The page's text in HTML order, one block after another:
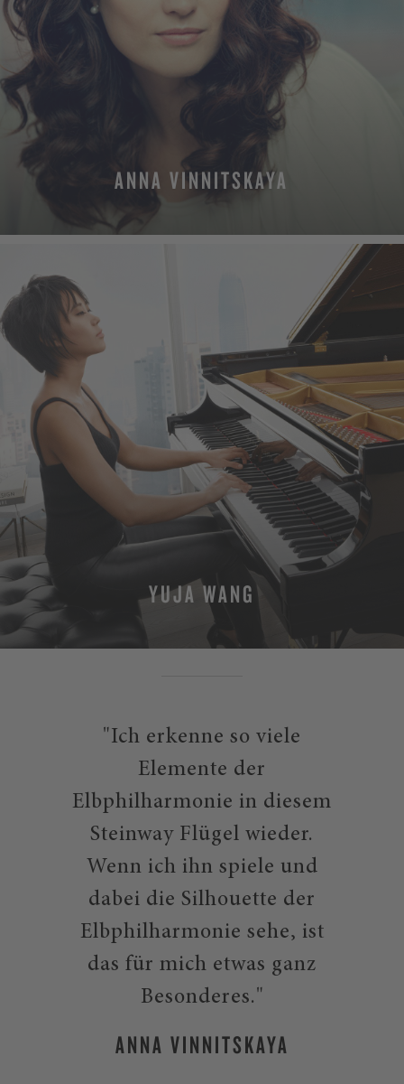
ANNA VINNITSKAYA
YUJA WANG
"Ich erkenne so viele
Elemente der
Elbphilharmonie in diesem
Steinway Flügel wieder.
Wenn ich ihn spiele und
dabei die Silhouette der
Elbphilharmonie sehe, ist
das für mich etwas ganz
Besonderes."
ANNA VINNITSKAYA